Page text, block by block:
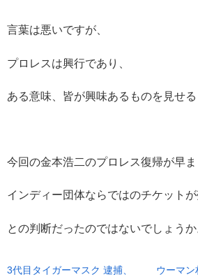
言葉は悪いですが、
プロレスは興行であり、
ある意味、皆が興味あるものを見せる
今回の金本浩二のプロレス復帰が早ま
インディー団体ならではのチケットが
との判断だったのではないでしょうか
3代目タイガーマスク 逮捕、
ウーマ